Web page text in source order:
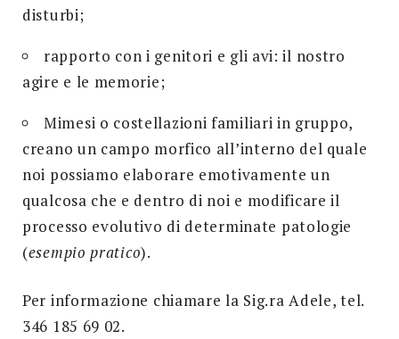
disturbi;
rapporto con i genitori e gli avi: il nostro
agire e le memorie;
Mimesi o costellazioni familiari in gruppo,
creano un campo morfico all’interno del quale
noi possiamo elaborare emotivamente un
qualcosa che e dentro di noi e modificare il
processo evolutivo di determinate patologie
(esempio pratico).
Per informazione chiamare la Sig.ra Adele, tel.
346 185 69 02.